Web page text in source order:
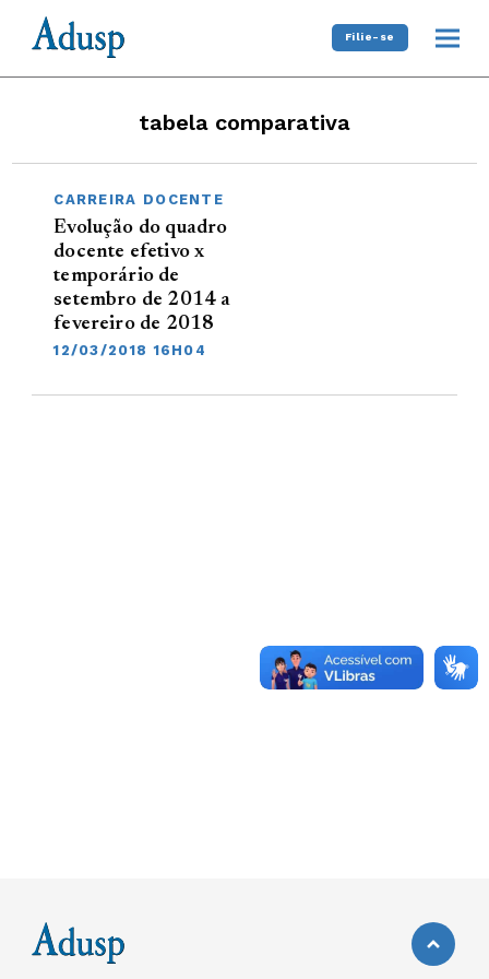
Filie-se
tabela comparativa
CARREIRA DOCENTE
Evolução do quadro
docente efetivo x
temporário de
setembro de 2014 a
fevereiro de 2018
12/03/2018 16H04